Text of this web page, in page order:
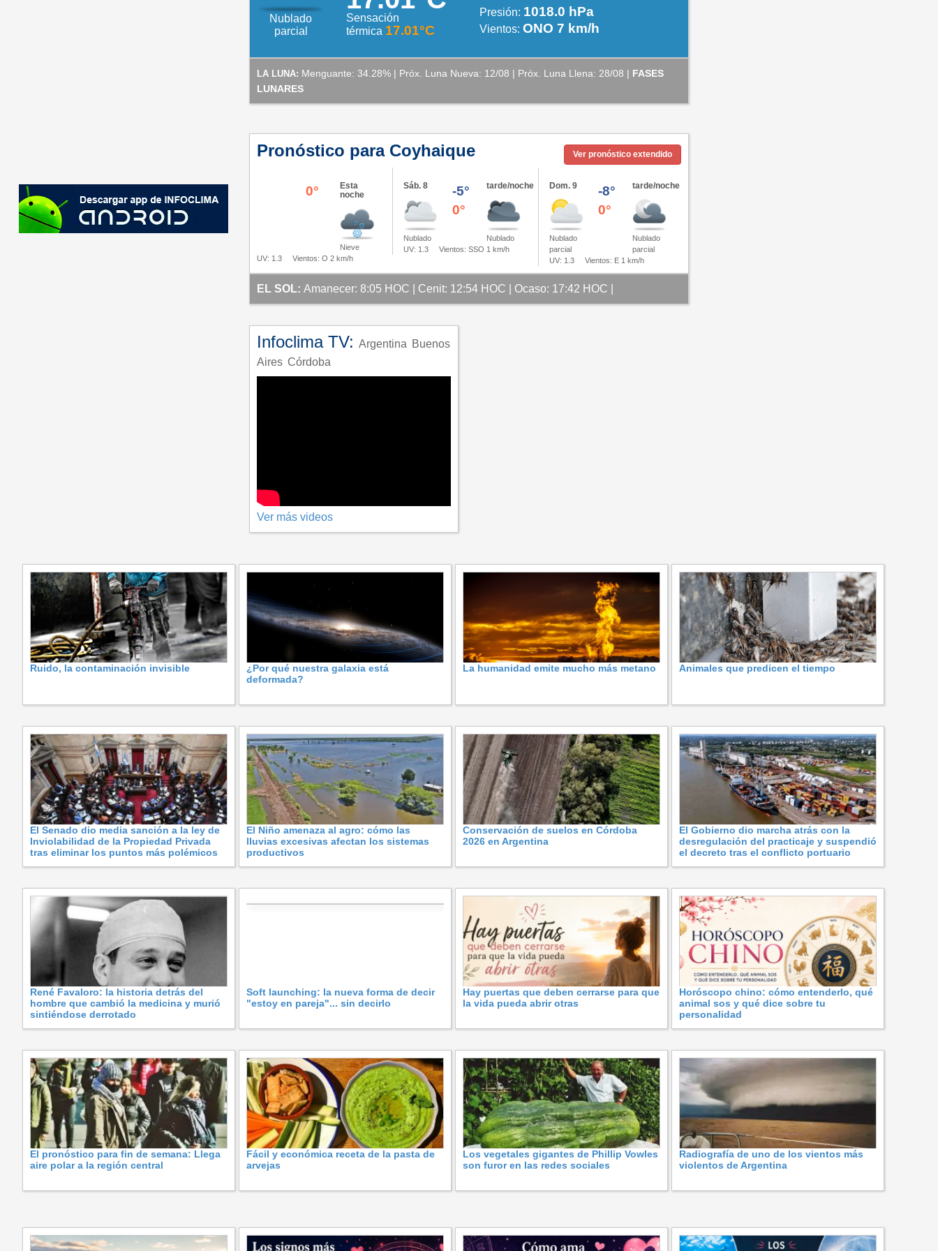
Nublado
parcial
Sensación
térmica 17.01°C
Presión: 1018.0 hPa
Vientos: ONO 7 km/h
LA LUNA: Menguante: 34.28% | Próx. Luna Nueva: 12/08 | Próx. Luna Llena: 28/08 | FASES
LUNARES
Pronóstico para Coyhaique Ver pronóstico extendido
0°
Esta
noche
Nieve
UV: 1.3
Vientos: O 2 km/h
Sáb. 8
Nublado
-5°
0°
tarde/noche
Nublado
UV: 1.3
Vientos: SSO 1 km/h
Dom. 9
Nublado
parcial
-8°
0°
tarde/noche
Nublado
parcial
UV: 1.3
Vientos: E 1 km/h
EL SOL: Amanecer: 8:05 HOC | Cenit: 12:54 HOC | Ocaso: 17:42 HOC |
Infoclima TV: Argentina Buenos
Aires Córdoba
Ver más videos
Ruido, la contaminación invisible
¿Por qué nuestra galaxia está
deformada?
La humanidad emite mucho más metano Animales que predicen el tiempo
El Senado dio media sanción a la ley de
Inviolabilidad de la Propiedad Privada
tras eliminar los puntos más polémicos
El Niño amenaza al agro: cómo las
lluvias excesivas afectan los sistemas
productivos
Conservación de suelos en Córdoba
2026 en Argentina
El Gobierno dio marcha atrás con la
desregulación del practicaje y suspendió
el decreto tras el conflicto portuario
René Favaloro: la historia detrás del
hombre que cambió la medicina y murió
sintiéndose derrotado
Soft launching: la nueva forma de decir
"estoy en pareja"... sin decirlo
Hay puertas que deben cerrarse para que
la vida pueda abrir otras
Horóscopo chino: cómo entenderlo, qué
animal sos y qué dice sobre tu
personalidad
El pronóstico para fin de semana: Llega
aire polar a la región central
Fácil y económica receta de la pasta de
arvejas
Los vegetales gigantes de Phillip Vowles
son furor en las redes sociales
Radiografía de uno de los vientos más
violentos de Argentina